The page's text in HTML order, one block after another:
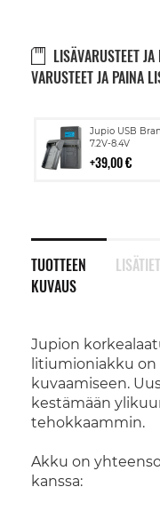
LISÄVARUSTEET
VARUSTEET JA PAINA
Jupio USB
7.2V-8.4V
39,00 €
Lisää
ostoskoriin
TUOTTEEN
KUVAUS
Jupion
litiumioniakku
kuvaamiseen.
kestämään
tehokkaammin.
Akku on
kanssa: